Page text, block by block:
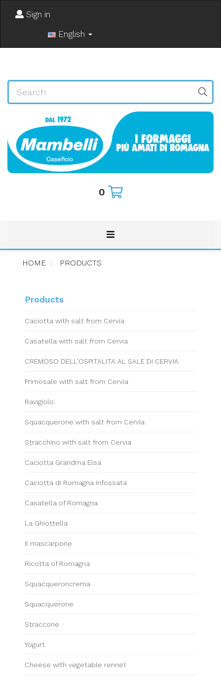
Sign in
English
0
HOME PRODUCTS
Products
Caciotta with salt from Cervia
Casatella with salt from Cervia
CREMOSO DELL'OSPITALITA AL SALE DI CERVIA
Primosale with salt from Cervia
Ravigiolo
Squacquerone with salt from Cervia
Stracchino with salt from Cervia
Caciotta Grandma Elsa
Caciotta di Romagna infossata
Casatella of Romagna
La Ghiottella
Il mascarpone
Ricotta of Romagna
Squacqueroncrema
Squacquerone
Straccone
Yogurt
Cheese with vegetable rennet